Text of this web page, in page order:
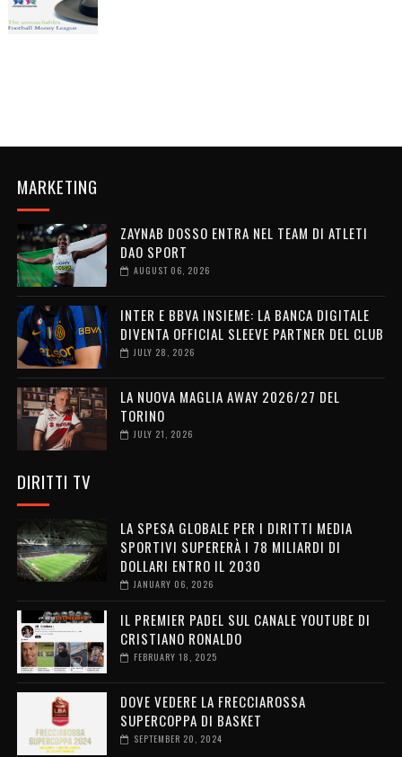
MARKETING
ZAYNAB DOSSO ENTRA NEL TEAM DI ATLETI
DAO SPORT
AUGUST 06, 2026
INTER E BBVA INSIEME: LA BANCA DIGITALE
DIVENTA OFFICIAL SLEEVE PARTNER DEL CLUB
JULY 28, 2026
LA NUOVA MAGLIA AWAY 2026/27 DEL
TORINO
JULY 21, 2026
DIRITTI TV
LA SPESA GLOBALE PER I DIRITTI MEDIA
SPORTIVI SUPERERÀ I 78 MILIARDI DI
DOLLARI ENTRO IL 2030
JANUARY 06, 2026
IL PREMIER PADEL SUL CANALE YOUTUBE DI
CRISTIANO RONALDO
FEBRUARY 18, 2025
DOVE VEDERE LA FRECCIAROSSA
SUPERCOPPA DI BASKET
SEPTEMBER 20, 2024